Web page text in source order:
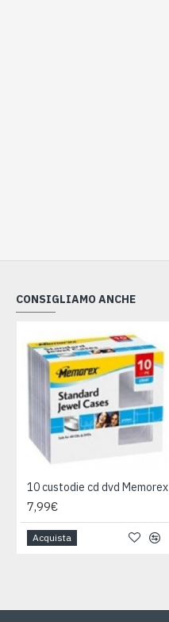
CONSIGLIAMO ANCHE
10 custodie cd dvd Memorex
7,99€
Acquista